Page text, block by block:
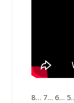
8… 7… 6…